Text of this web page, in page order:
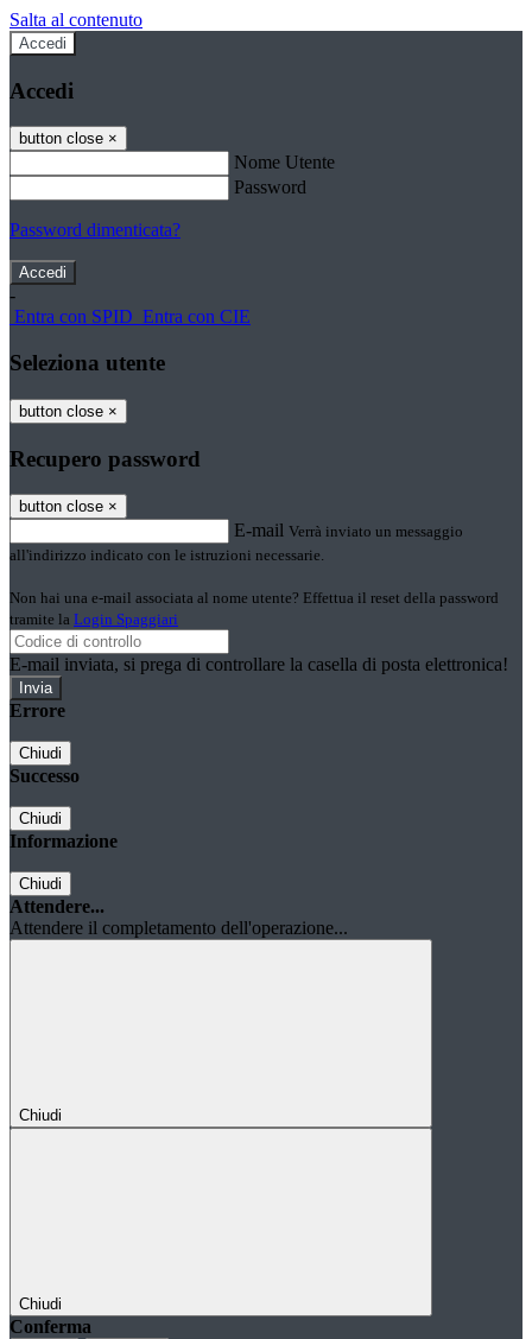
Salta al contenuto
Accedi
Accedi
button close ×
Nome Utente
Password
Password dimenticata?
-
Entra con SPID Entra con CIE
Seleziona utente
button close ×
Recupero password
button close ×
E-mail Verrà inviato un messaggio
all'indirizzo indicato con le istruzioni necessarie.
Non hai una e-mail associata al nome utente? Effettua il reset della password
tramite la Login Spaggiari
E-mail inviata, si prega di controllare la casella di posta elettronica!
Errore
Chiudi
Successo
Chiudi
Informazione
Chiudi
Attendere...
Attendere il completamento dell'operazione...
Chiudi
Chiudi
Conferma